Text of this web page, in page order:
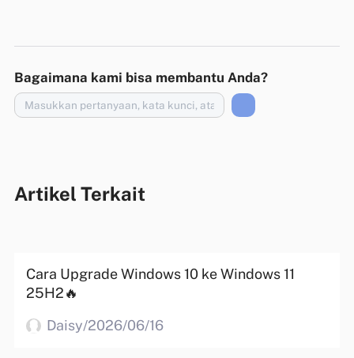
Bagaimana kami bisa membantu Anda?
Artikel Terkait
Cara Upgrade Windows 10 ke Windows 11
25H2🔥
Daisy/2026/06/16